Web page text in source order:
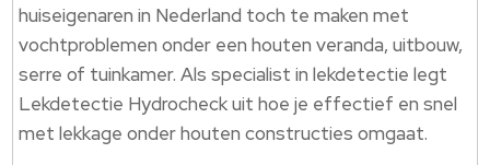
huiseigenaren in Nederland toch te maken met
vochtproblemen onder een houten veranda, uitbouw,
serre of tuinkamer. Als specialist in lekdetectie legt
Lekdetectie Hydrocheck uit hoe je effectief en snel
met lekkage onder houten constructies omgaat.